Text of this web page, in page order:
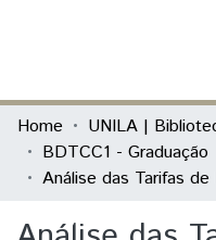
Communities &
All of DSpace
Home
BDTCC1 - Graduação